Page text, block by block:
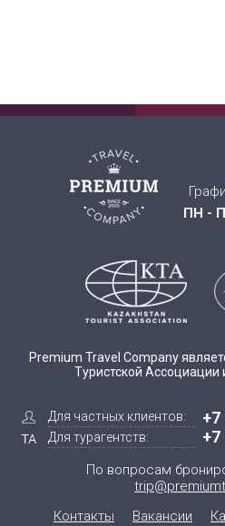
ПН -
Premium Travel Company
Туристской
Для частных клиентов:
Для турагентств:
По вопросам
Контакты
Вакансии